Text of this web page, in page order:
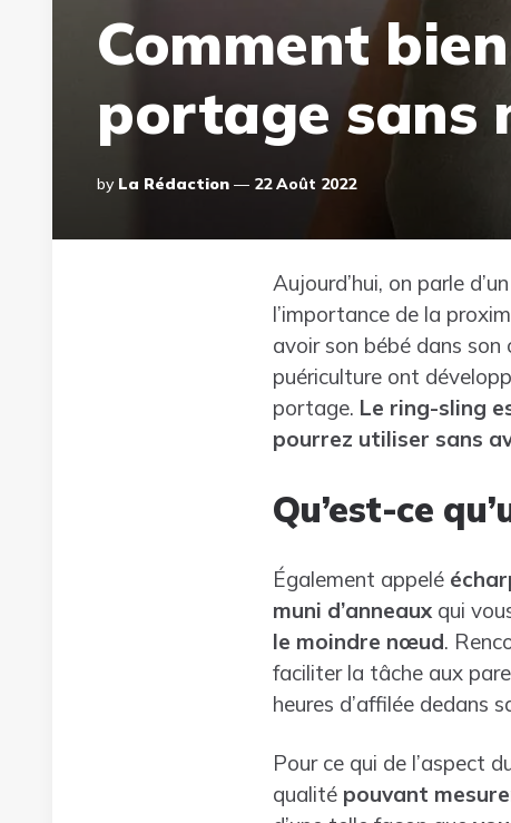
Comment
portage sans
Posted
By
By La Rédaction 22 Août 2022
Aujourd’hui, on parle
l’importance de la
avoir son bébé dans son
puériculture ont
portage. Le ring-sling
pourrez utiliser sans
Qu’est-ce
Également appelé
muni d’anneauxqui
le moindre nœud.
faciliter la tâche aux
heures d’affilée dedans
Pour ce qui de l’aspect
qualité pouvant